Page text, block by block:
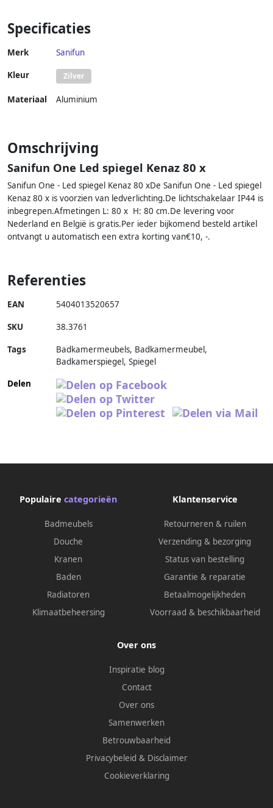
en LED Verlichting
Specificaties
Merk Sanifun
Kleur Zilver
Materiaal Aluminium
Omschrijving
Sanifun One Led spiegel Kenaz 80 x
Sanifun One - Led spiegel Kenaz 80 xDe Sanifun One - Led spiegel
Kenaz 80 x is voorzien van ledverlichting.De lichtschakelaar IP44 is
inbegrepen.Afmetingen L: 80 x H: 80 cm.De levering voor
Nederland en België is gratis.Per ieder bijkomend besteld artikel
ontvangt u automatisch een extra korting van€10, -.
Referenties
EAN 5404013520657
SKU 38.3761
Tags
Badkamermeubels, Badkamermeubel,
Badkamerspiegel, Spiegel
Delen
Populaire categorieën
Badmeubels
Douche
Kranen
Baden
Radiatoren
Klimaatbeheersing
Klantenservice
Retourneren & ruilen
Verzending & bezorging
Status van bestelling
Garantie & reparatie
Betaalmogelijkheden
Voorraad & beschikbaarheid
Over ons
Inspiratie blog
Contact
Over ons
Samenwerken
Betrouwbaarheid
Privacybeleid & Disclaimer
Cookieverklaring